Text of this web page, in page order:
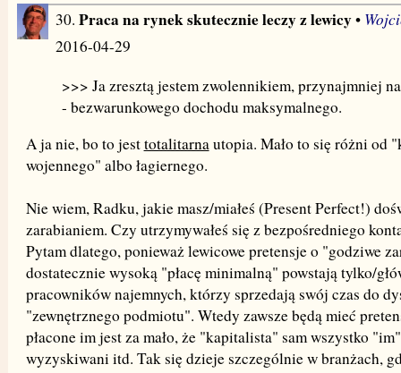
30. Praca na rynek skutecznie leczy z lewicy•
2016-04-29
>>> Ja zresztą jestem zwolennikiem, przynajmniej
- bezwarunkowego dochodu maksymalnego.
A ja nie, bo to jesttotalitarnautopia. Mało to się różni od
wojennego" albo łagiernego.
Nie wiem, Radku, jakie masz/miałeś (Present Perfect!)
zarabianiem. Czy utrzymywałeś się z bezpośredniego
Pytam dlatego, ponieważ lewicowe pretensje o "godziwe
dostatecznie wysoką "płacę minimalną" powstają tylko/
pracowników najemnych, którzy sprzedają swój czas do
"zewnętrznego podmiotu". Wtedy zawsze będą mieć
płacone im jest za mało, że "kapitalista" sam wszystko
wyzyskiwani itd. Tak się dzieje szczególnie w branżach,